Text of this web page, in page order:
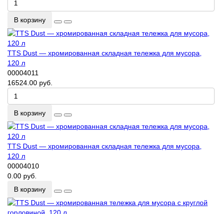
В корзину
TTS Dust — хромированная складная тележка для мусора,
120 л
00004011
16524.00 руб.
В корзину
TTS Dust — хромированная складная тележка для мусора,
120 л
00004010
0.00 руб.
В корзину